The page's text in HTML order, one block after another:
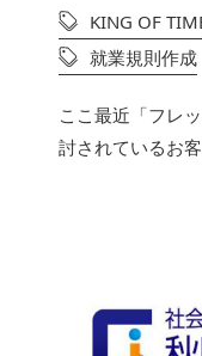
KING OF
就業規則作成
ここ最近「フレ
討されているお